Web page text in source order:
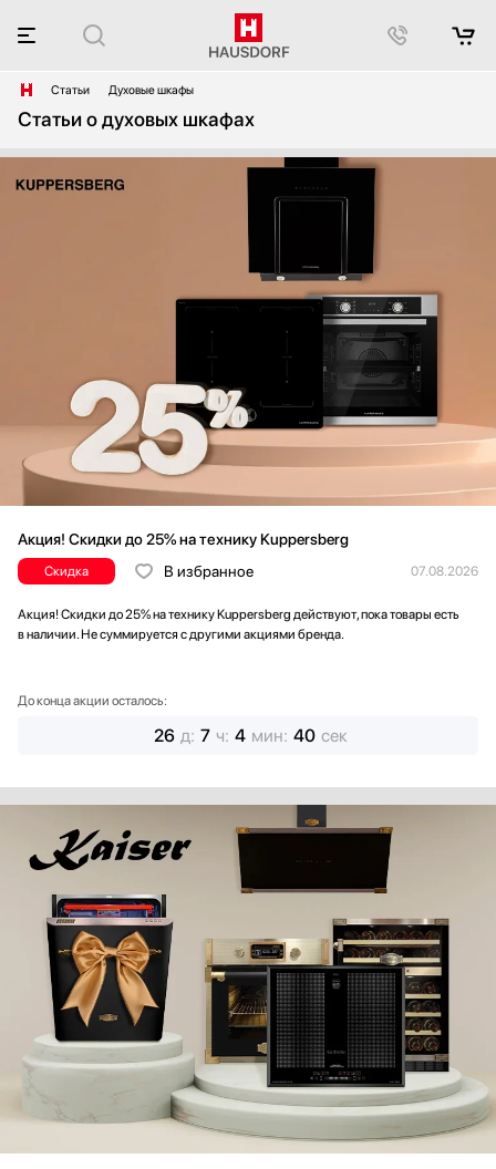
Статьи Духовые шкафы
Статьи о духовых шкафах
Акция! Скидки до 25% на технику Kuppersberg
Скидка В избранное 07.08.2026
Акция! Скидки до 25% на технику Kuppersberg действуют, пока товары есть
в наличии. Не суммируется с другими акциями бренда.
До конца акции осталось:
26 д: 7 ч: 4 мин: 38 сек